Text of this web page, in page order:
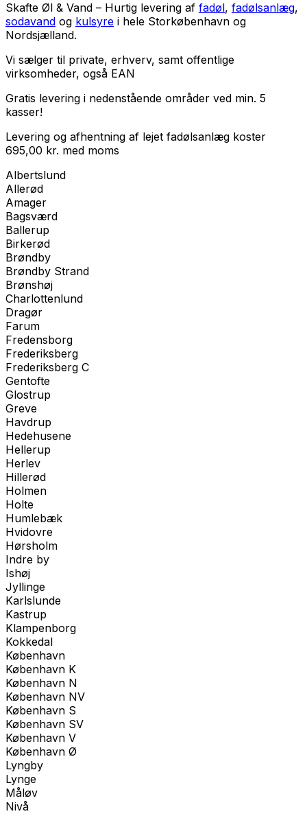
Skafte Øl & Vand – Hurtig levering af fadøl, fadølsanlæg,
sodavand og kulsyre i hele Storkøbenhavn og
Nordsjælland.
Vi sælger til private, erhverv, samt offentlige
virksomheder, også EAN
Gratis levering i nedenstående områder ved min. 5
kasser!
Levering og afhentning af lejet fadølsanlæg koster
695,00 kr. med moms
Albertslund
Allerød
Amager
Bagsværd
Ballerup
Birkerød
Brøndby
Brøndby Strand
Brønshøj
Charlottenlund
Dragør
Farum
Fredensborg
Frederiksberg
Frederiksberg C
Gentofte
Glostrup
Greve
Havdrup
Hedehusene
Hellerup
Herlev
Hillerød
Holmen
Holte
Humlebæk
Hvidovre
Hørsholm
Indre by
Ishøj
Jyllinge
Karlslunde
Kastrup
Klampenborg
Kokkedal
København
København K
København N
København NV
København S
København SV
København V
København Ø
Lyngby
Lynge
Måløv
Nivå